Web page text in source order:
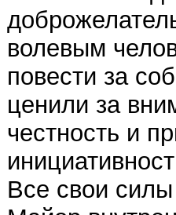
волевым
повести за
ценили за
честность и
Все свои